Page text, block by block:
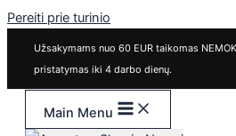
Pereiti prie turinio
Užsakymams nuo 60 EUR taikomas
pristatymas iki 4 darbo dienų.
Main Menu